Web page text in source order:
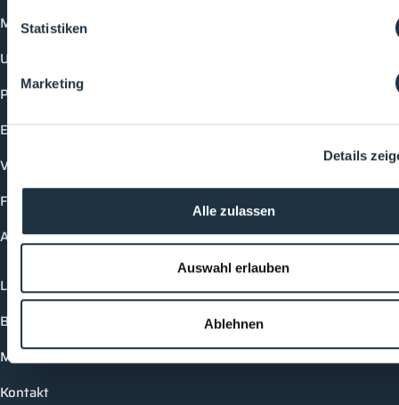
Statistiken
Marketing
Details
Alle zulassen
Auswahl erlauben
Ablehnen
Mediathek
Unternehmen
Produkte
Events
Vorträge
Future-Faces
Academy
Login
Buchungsmöglichkeiten
Medienformate
Kontakt